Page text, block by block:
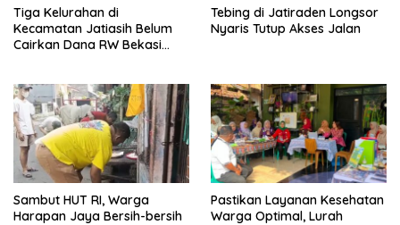
Tiga Kelurahan di
Kecamatan Jatiasih Belum
Cairkan Dana RW Bekasi
Tebing di Jatiraden Longsor
Nyaris Tutup Akses Jalan
Sambut HUT RI, Warga
Harapan Jaya Bersih-bersih
Pastikan Layanan Kesehatan
Warga Optimal, Lurah